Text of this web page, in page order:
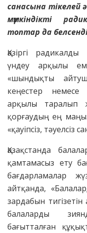
санасына тікелей
мүмкіндікті
топтар да
Қазіргі
үндеу арқылы
«шындықты
кеңестер немесе
арқылы таралып
қорғаудың ең
«қауіпсіз, тәуелсіз
Қазақстанда
қамтамасыз ету
бағдарламалар
айтқанда,
зардабын
балаларды
бағытталған